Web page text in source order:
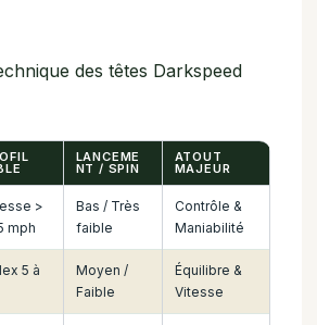
des têtes Darkspeed
LANCEME
NT / SPIN
ATOUT
MAJEUR
>
mph
Bas / Très
faible
Contrôle &
Maniabilité
5 à
Moyen /
Faible
Équilibre &
Vitesse